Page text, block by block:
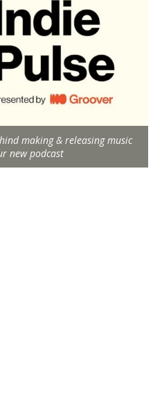
making & releasing music
new podcast